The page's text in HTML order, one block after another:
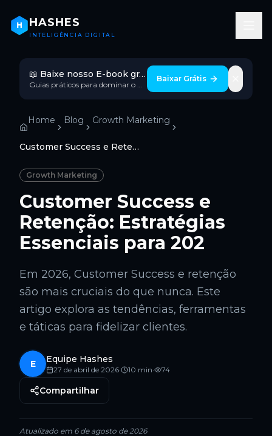
H HASHES
INTELIGÊNCIA DIGITAL
📖 Baixe nosso E-book gratuito!
Guias práticos para dominar o marketing digital com IA.
Baixar Grátis
Home Blog Growth Marketing
Customer Success e Retenção: Estratégias Essenciais para 202
Growth Marketing
Customer Success e
Retenção: Estratégias
Essenciais para 202
Em 2026, Customer Success e retenção
são mais cruciais do que nunca. Este
artigo explora as tendências, ferramentas
e táticas para fidelizar clientes.
E Equipe Hashes
27 de abril de 2026· 10 min· 74
Compartilhar
Atualizado em 6 de agosto de 2026